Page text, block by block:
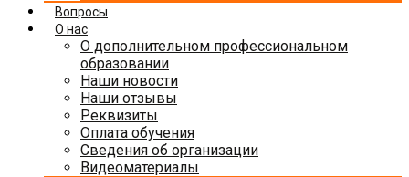
Вопросы
О нас
О дополнительном профессиональном
образовании
Наши новости
Наши отзывы
Реквизиты
Оплата обучения
Сведения об организации
Видеоматериалы